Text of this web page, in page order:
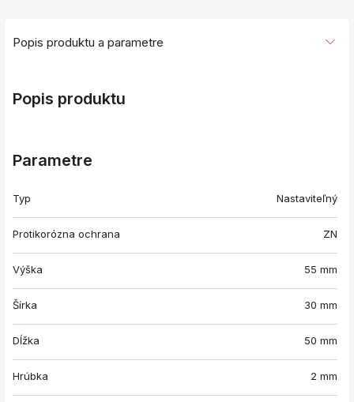
Popis produktu a parametre
Popis produktu
Parametre
Typ Nastaviteľný
Protikorózna ochrana ZN
Výška 55 mm
Šírka 30 mm
Dĺžka 50 mm
Hrúbka 2 mm